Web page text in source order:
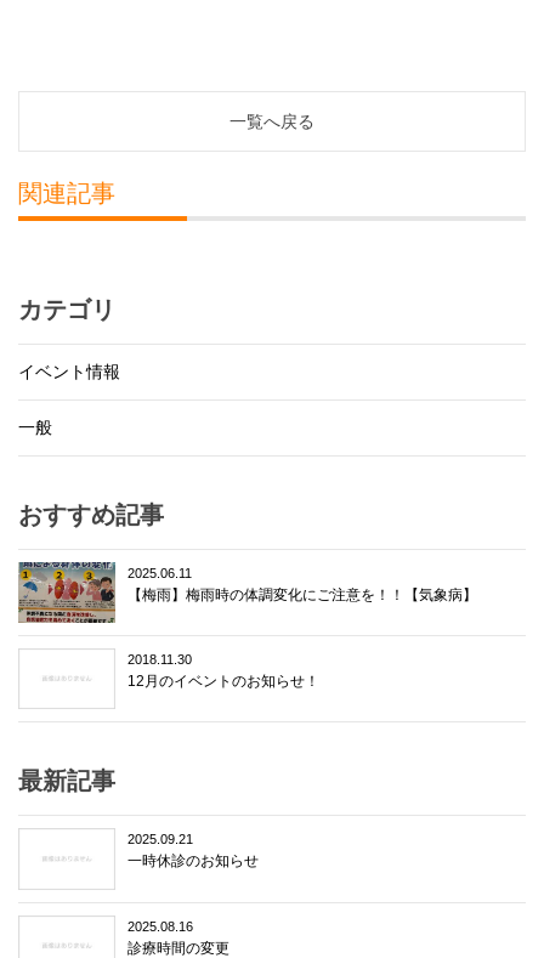
一覧へ戻る
関連記事
カテゴリ
イベント情報
一般
おすすめ記事
2025.06.11
【梅雨】梅雨時の体調変化にご注意を！！【気象病】
2018.11.30
12月のイベントのお知らせ！
最新記事
2025.09.21
一時休診のお知らせ
2025.08.16
診療時間の変更